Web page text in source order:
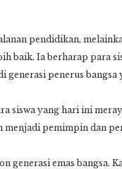
pendidikan,
baik. Ia berharap para
penerus bangsa
siswa yang hari ini
menjadi pemimpin dan
generasi emas bangsa.